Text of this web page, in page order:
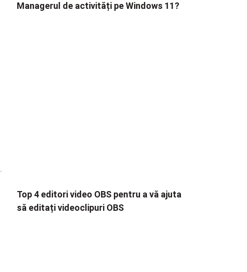
.
Managerul de activități pe Windows 11?
Top 4 editori video OBS pentru a vă ajuta
să editați videoclipuri OBS